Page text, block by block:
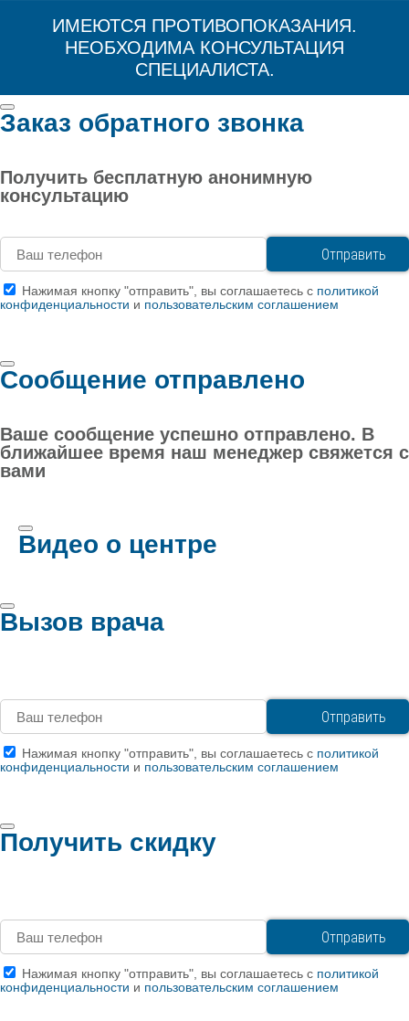
ИМЕЮТСЯ ПРОТИВОПОКАЗАНИЯ.
НЕОБХОДИМА КОНСУЛЬТАЦИЯ
СПЕЦИАЛИСТА.
Заказ обратного звонка
Получить бесплатную анонимную
консультацию
Нажимая кнопку "отправить", вы соглашаетесь с политикой
конфиденциальности и пользовательским соглашением
Сообщение отправлено
Ваше сообщение успешно отправлено. В
ближайшее время наш менеджер свяжется с
вами
Видео о центре
Вызов врача
Нажимая кнопку "отправить", вы соглашаетесь с политикой
конфиденциальности и пользовательским соглашением
Получить скидку
Нажимая кнопку "отправить", вы соглашаетесь с политикой
конфиденциальности и пользовательским соглашением